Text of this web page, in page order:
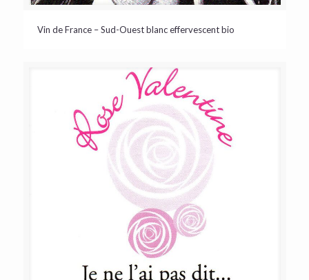
Vin de France – Sud-Ouest blanc effervescent bio